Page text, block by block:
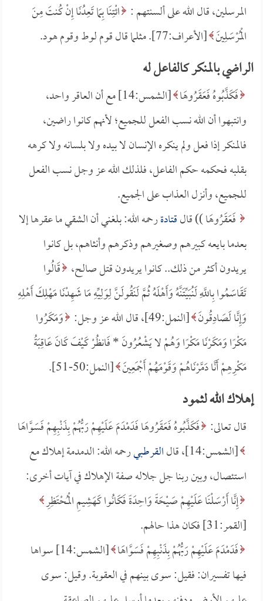
المرسلين، قال الله على ألسنتهم : ائْتِنَا بِمَا تَعِدُنَا إِنْ كُنتَ مِنَ
الْمُرْسَلِينَ [الأعراف:77]. مثلما قال قوم لوط وقوم هود.
الراضي بالمنكر كالفاعل له
فَكَذَّبُوهُ فَعَقَرُوهَا
[الشمس:14] مع أن العاقر واحد،
وانتبهوا أن الله نسب الفعل للجميع؛ لأنهم كانوا راضين،
فالمنكر إذا فعل ولم ينكره الإنسان لا بيده ولا بلسانه ولا كرهه
بقلبه فحكمه حكم الفاعل، فلذلك الله عز وجل نسب الفعل
للجميع، وأنزل العذاب على الجميع.
فَعَقَرُوهَا )) قالقتادةرحمه الله: بلغني أن الشقي ما عقرها إلا
بعدما بايعه كبيرهم وصغيرهم وذكرهم وأنثاهم، بل كانوا
يريدون أكثر من ذلك.. كانوا يريدون قتل صالح، قَالُوا
تَقَاسَمُوا بِاللَّهِ لَنُبَيِّتَنَّهُ وَأَهْلَهُ ثُمَّ لَنَقُولَنَّ لِوَلِيِّهِ مَا شَهِدْنَا مَهْلِكَ أَهْلِهِ
وَإِنَّا لَصَادِقُونَ [النمل:49]، قال الله عز وجل:
وَمَكَرُوا
مَكْرًا وَمَكَرْنَا مَكْرًا وَهُمْ لا يَشْعُرُونَ *فَانظُرْ كَيْفَ كَانَ عَاقِبَةُ
مَكْرِهِمْ أَنَّا دَمَّرْنَاهُمْ وَقَوْمَهُمْ أَجْمَعِينَ [النمل:50-51].
إهلاك الله لثمود
قال تعالى: فَكَذَّبُوهُ فَعَقَرُوهَا فَدَمْدَمَ عَلَيْهِمْ رَبُّهُمْ بِذَنْبِهِمْ فَسَوَّاهَا
[الشمس:14]، قال
القرطبيرحمه الله: الدمدمة إهلاك مع
استئصال، وبين ربنا جل جلاله صفة الإهلاك في آيات أخرى:
إِنَّا أَرْسَلْنَا عَلَيْهِمْ صَيْحَةً وَاحِدَةً فَكَانُوا كَهَشِيمِ الْمُحْتَظِرِ
[القمر:31] فكان هذا حالهم.
فَدَمْدَمَ عَلَيْهِمْ رَبُّهُمْ بِذَنْبِهِمْ فَسَوَّاهَا
[الشمس:14] سواها
فيها تفسيران: فقيل: سوى بينهم في العقوبة. وقيل: سوى